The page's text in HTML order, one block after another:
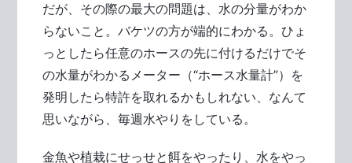
だが、その際の最大の問題は、水の分量がわか
らないこと。バケツの方が端的にわかる。ひょ
っとしたら任意のホースの先に付けるだけでそ
の水量がわかるメーター（“ホース水量計”）を
発明したら特許を取れるかもしれない、なんて
思いながら、毎週水やりをしている。
金魚や植栽にせっせと餌をやったり、水をやっ